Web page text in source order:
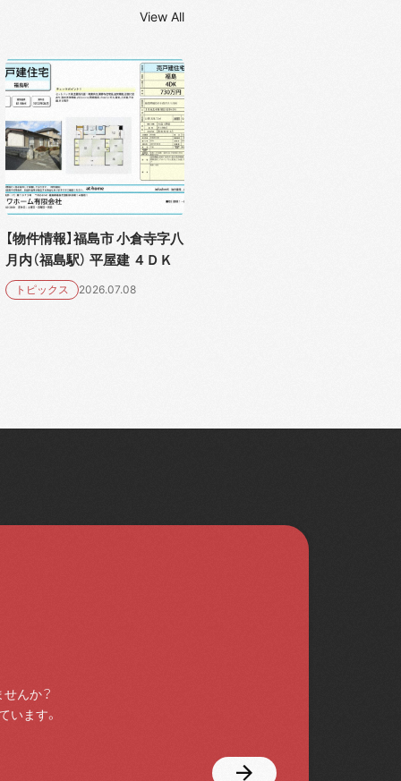
View All
【物件情報】福島市 小倉寺字八
月内（福島駅） 平屋建 ４ＤＫ
トピックス 2026.07.08
んか？
います。